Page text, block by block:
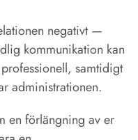
negativt —
kommunikation kan
samtidigt
administrationen.
en förlängning av er